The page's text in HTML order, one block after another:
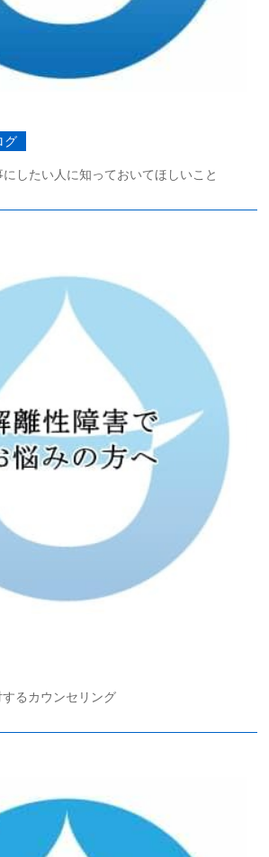
グ
したい人に知っておいてほしいこと
るカウンセリング